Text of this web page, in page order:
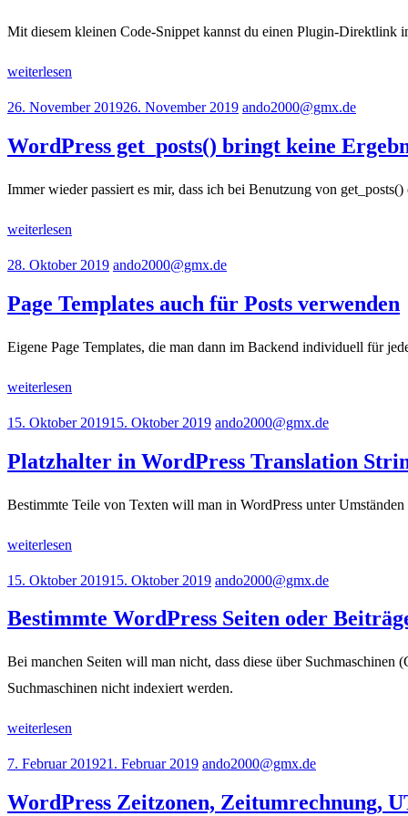
Mit diesem kleinen Code-Snippet kannst du einen Plugin-Direktlink
weiterlesen
26. November 201926. November 2019 ando2000@gmx.de
WordPress get_posts() bringt keine
Immer wieder passiert es mir, dass ich bei Benutzung von
weiterlesen
28. Oktober 2019 ando2000@gmx.de
Page Templates auch für Posts verwenden
Eigene Page Templates, die man dann im Backend individuell für
weiterlesen
15. Oktober 201915. Oktober 2019 ando2000@gmx.de
Platzhalter in WordPress Translation
Bestimmte Teile von Texten will man in WordPress unter
weiterlesen
15. Oktober 201915. Oktober 2019 ando2000@gmx.de
Bestimmte WordPress Seiten oder
Bei manchen Seiten will man nicht, dass diese über
Suchmaschinen nicht indexiert werden.
weiterlesen
7. Februar 201921. Februar 2019 ando2000@gmx.de
WordPress Zeitzonen, Zeitumrechnung,